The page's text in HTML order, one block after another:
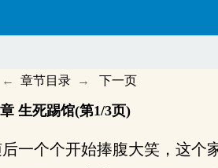
← 章节目录 → 下一页
生死踢馆(第1/3页)
个个开始捧腹大笑，这个